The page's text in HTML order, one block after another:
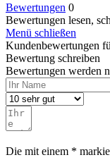
Bewertungen 0
Bewertungen lesen,
Menü schließen
Kundenbewertungen
Bewertung schreiben
Bewertungen werden
Die mit einem *